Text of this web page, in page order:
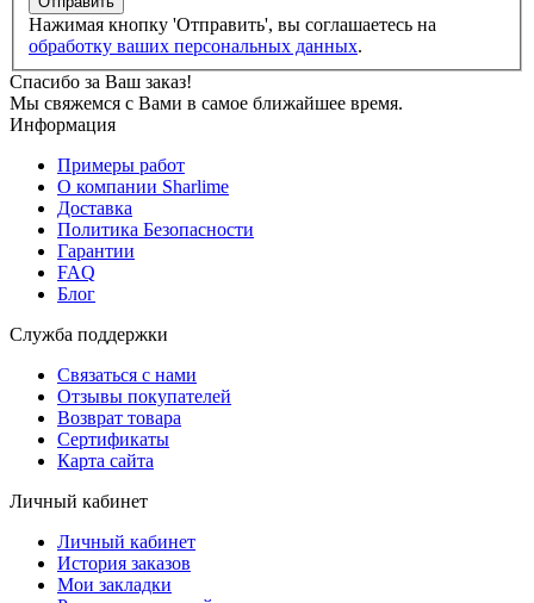
Нажимая кнопку 'Отправить', вы соглашаетесь на
обработку ваших персональных данных.
Спасибо за Ваш заказ!
Мы свяжемся с Вами в самое ближайшее время.
Информация
Примеры работ
О компании Sharlime
Доставка
Политика Безопасности
Гарантии
FAQ
Блог
Служба поддержки
Связаться с нами
Отзывы покупателей
Возврат товара
Сертификаты
Карта сайта
Личный кабинет
Личный кабинет
История заказов
Мои закладки